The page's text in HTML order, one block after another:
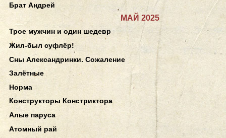
Брат Андрей
МАЙ 2025
Трое мужчин и один шедевр
Жил-был суфлёр!
Сны Александринки. Сожаление
Залётные
Норма
Конструкторы Констриктора
Алые паруса
Атомный рай